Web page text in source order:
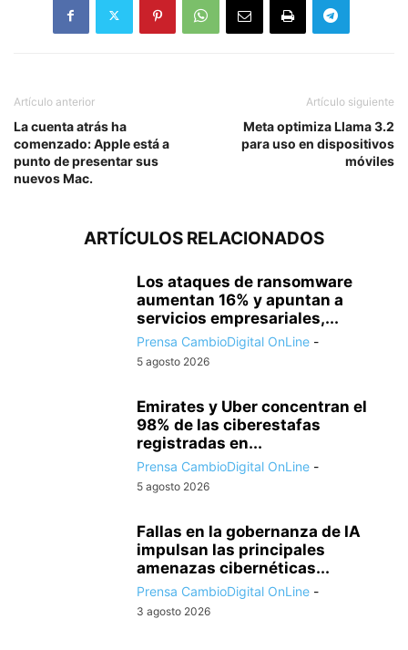
Artículo anterior
La cuenta atrás ha
comenzado: Apple está a
punto de presentar sus
nuevos Mac.
Artículo siguiente
Meta optimiza Llama 3.2
para uso en dispositivos
móviles
ARTÍCULOS RELACIONADOS
Los ataques de ransomware
aumentan 16% y apuntan a
servicios empresariales,...
Prensa CambioDigital OnLine -
5 agosto 2026
Emirates y Uber concentran el
98% de las ciberestafas
registradas en...
Prensa CambioDigital OnLine -
5 agosto 2026
Fallas en la gobernanza de IA
impulsan las principales
amenazas cibernéticas...
Prensa CambioDigital OnLine -
3 agosto 2026